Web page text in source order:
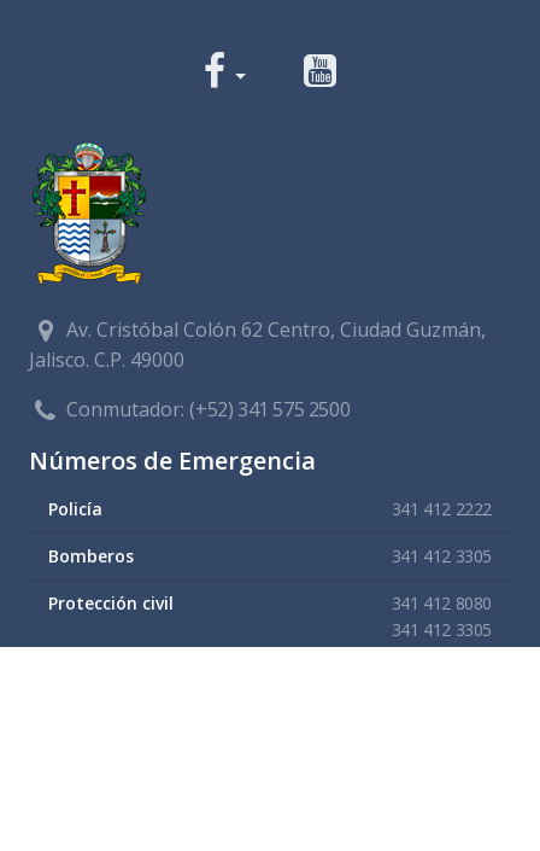
Av. Cristóbal Colón 62 Centro, Ciudad Guzmán,
Jalisco. C.P. 49000
Conmutador:(+52) 341 575 2500
Números de Emergencia
Policía 341 412 2222
Bomberos 341 412 3305
Protección civil
341 412 8080
341 412 3305